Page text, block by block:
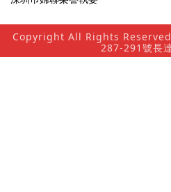
Copyright All Rights Reserved
287-291號長